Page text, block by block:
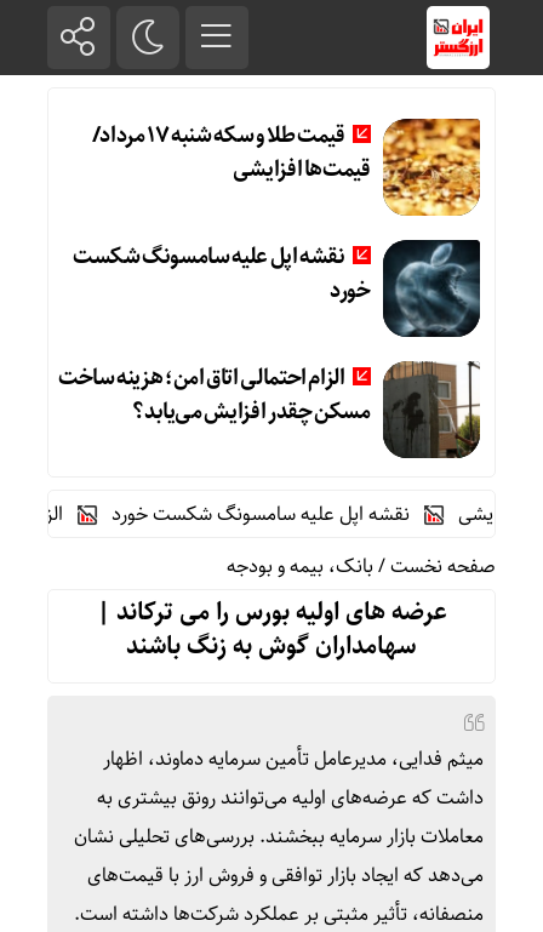
قیمت طلا و سکه شنبه 17 مرداد/
قیمت‌ها افزایشی
نقشه اپل علیه سامسونگ شکست
خورد
الزام احتمالی اتاق امن؛ هزینه ساخت
مسکن چقدر افزایش می‌یابد؟
نقشه اپل علیه سامسونگ شکست خورد
الزام
صفحه نخست/بانک، بیمه و بودجه
عرضه های اولیه بورس را می ترکاند |
سهامداران گوش به زنگ باشند
میثم فدایی، مدیرعامل تأمین سرمایه دماوند، اظهار
داشت که عرضه‌های اولیه می‌توانند رونق بیشتری به
معاملات بازار سرمایه ببخشند. بررسی‌های تحلیلی نشان
می‌دهد که ایجاد بازار توافقی و فروش ارز با قیمت‌های
منصفانه، تأثیر مثبتی بر عملکرد شرکت‌ها داشته است.